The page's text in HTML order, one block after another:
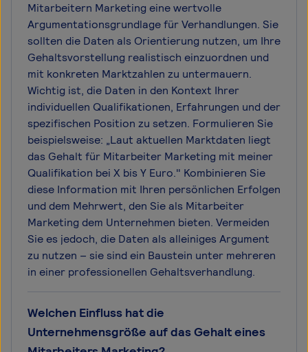
Mitarbeitern Marketing eine wertvolle
Argumentationsgrundlage für Verhandlungen. Sie
sollten die Daten als Orientierung nutzen, um Ihre
Gehaltsvorstellung realistisch einzuordnen und
mit konkreten Marktzahlen zu untermauern.
Wichtig ist, die Daten in den Kontext Ihrer
individuellen Qualifikationen, Erfahrungen und der
spezifischen Position zu setzen. Formulieren Sie
beispielsweise: „Laut aktuellen Marktdaten liegt
das Gehalt für Mitarbeiter Marketing mit meiner
Qualifikation bei X bis Y Euro." Kombinieren Sie
diese Information mit Ihren persönlichen Erfolgen
und dem Mehrwert, den Sie als Mitarbeiter
Marketing dem Unternehmen bieten. Vermeiden
Sie es jedoch, die Daten als alleiniges Argument
zu nutzen – sie sind ein Baustein unter mehreren
in einer professionellen Gehaltsverhandlung.
Welchen Einfluss hat die
Unternehmensgröße auf das Gehalt eines